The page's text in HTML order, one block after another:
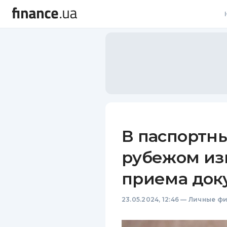
В
рубежом
приема
23.05.2024, 12:46 — Личные